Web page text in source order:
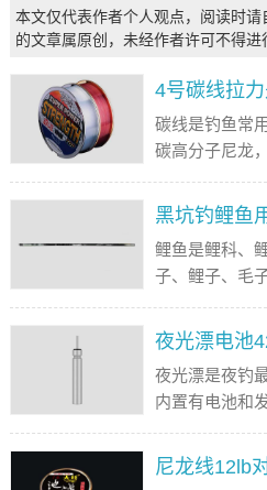
本文仅代表作者个人观点，阅读时
的文章属原创，未经作者许可不得进
4号碳线拉力
碳线是钓鱼常
碳高分子尼龙
黑坑钓鲤鱼
鲤鱼是鲤科、
子、鲤子、毛
夜光漂电池
夜光漂是夜钓
内置有电池和
尼龙线12lb